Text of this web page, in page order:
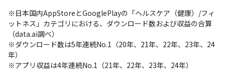
※日本国内AppStoreとGooglePlayの「ヘルスケア（健康）/フィ
ットネス」カテゴリにおける、ダウンロード数および収益の合算
（data.ai調べ）
※ダウンロード数は5年連続No.1（20年、21年、22年、23年、24
年）
※アプリ収益は4年連続No.1（21年、22年、23年、24年）